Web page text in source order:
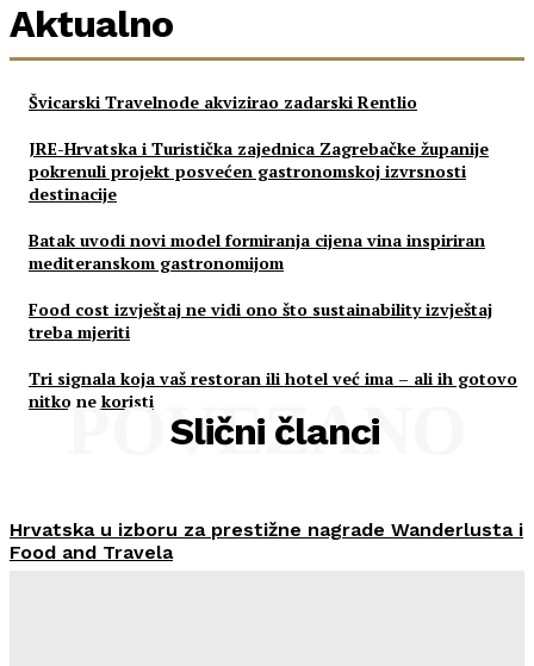
Aktualno
Švicarski Travelnode akvizirao zadarski Rentlio
JRE-Hrvatska i Turistička zajednica Zagrebačke županije
pokrenuli projekt posvećen gastronomskoj izvrsnosti
destinacije
Batak uvodi novi model formiranja cijena vina inspiriran
mediteranskom gastronomijom
Food cost izvještaj ne vidi ono što sustainability izvještaj
treba mjeriti
Tri signala koja vaš restoran ili hotel već ima – ali ih gotovo
nitko ne koristi
Slični članci
POVEZANO
Hrvatska u izboru za prestižne nagrade Wanderlusta i
Food and Travela